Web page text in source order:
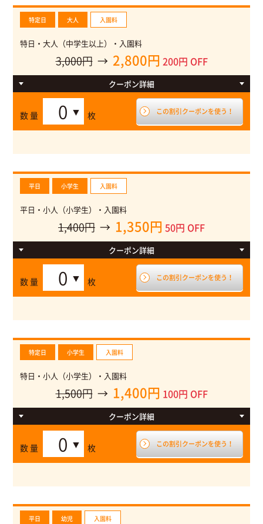
特定日 大人 入園料
特日・大人（中学生以上）・入園料
3,000円→ 2,800円 200円 OFF
クーポン詳細
特日・入園料 通常大人（中学生以上）3,000円
数 量 枚 この割引クーポンを使う！
平日 小学生 入園料
平日・小人（小学生）・入園料
1,400円 → 1,350円 50円 OFF
クーポン詳細
平日・入園料 通常大人（小学生）1,400円
数 量 枚 この割引クーポンを使う！
特定日 小学生 入園料
特日・小人（小学生）・入園料
1,500円→ 1,400円 100円 OFF
クーポン詳細
特日・入園料 通常小人（小学生）1,500円
数 量 枚 この割引クーポンを使う！
平日 幼児 入園料